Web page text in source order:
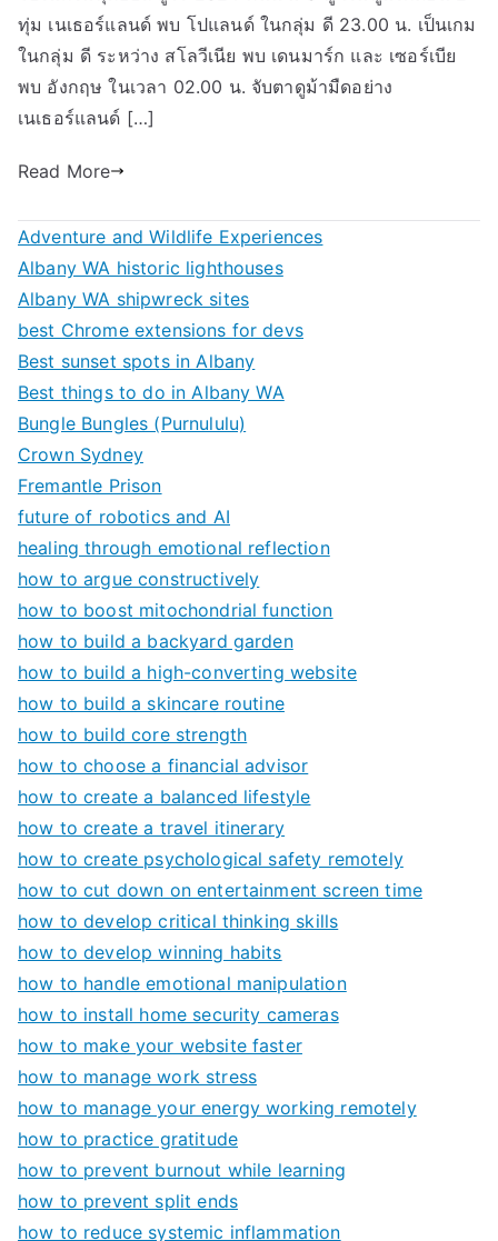
ทุ่ม เนเธอร์แลนด์ พบ โปแลนด์ ในกลุ่ม ดี 23.00 น. เป็นเกม
ในกลุ่ม ดี ระหว่าง สโลวีเนีย พบ เดนมาร์ก และ เซอร์เบีย
พบ อังกฤษ ในเวลา 02.00 น. จับตาดูม้ามืดอย่าง
เนเธอร์แลนด์ […]
Read More
Adventure and Wildlife Experiences
Albany WA historic lighthouses
Albany WA shipwreck sites
best Chrome extensions for devs
Best sunset spots in Albany
Best things to do in Albany WA
Bungle Bungles (Purnululu)
Crown Sydney
Fremantle Prison
future of robotics and AI
healing through emotional reflection
how to argue constructively
how to boost mitochondrial function
how to build a backyard garden
how to build a high-converting website
how to build a skincare routine
how to build core strength
how to choose a financial advisor
how to create a balanced lifestyle
how to create a travel itinerary
how to create psychological safety remotely
how to cut down on entertainment screen time
how to develop critical thinking skills
how to develop winning habits
how to handle emotional manipulation
how to install home security cameras
how to make your website faster
how to manage work stress
how to manage your energy working remotely
how to practice gratitude
how to prevent burnout while learning
how to prevent split ends
how to reduce systemic inflammation